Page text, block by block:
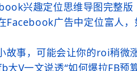
兴趣定位思维导图完整版
Facebook广告中定位富人
故事，可能会让你的roi稍微
大V一文说透“如何爆拉FB预